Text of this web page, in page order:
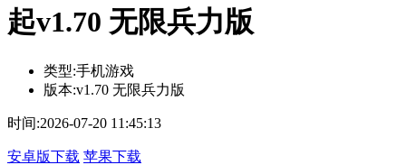
起v1.70 无限兵力版
类型:手机游戏
版本:v1.70 无限兵力版
时间:2026-07-20 11:45:13
安卓版下载 苹果下载